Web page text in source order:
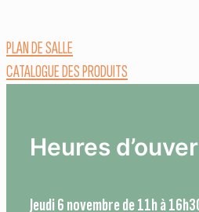
PLAN DE SALLE
CATALOGUE DES PRODUITS
Heures
Jeudi 6 novembre de 11h à